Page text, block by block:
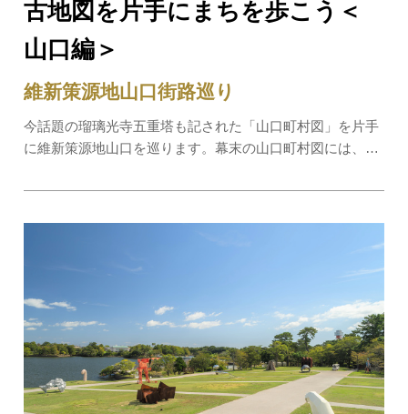
古地図を片手にまちを歩こう＜
山口編＞
維新策源地山口街路巡り
今話題の瑠璃光寺五重塔も記された「山口町村図」を片手
に維新策源地山口を巡ります。幕末の山口町村図には、当
が描かれており、幕末の有事に備えた策源地づくりの計画